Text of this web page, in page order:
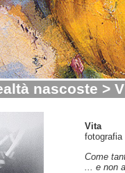
nascoste >
Vita
fotografia
Come
... e non